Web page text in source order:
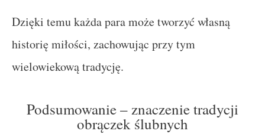
Dzięki temu każda para może tworzyć własną
historię miłości, zachowując przy tym
wielowiekową tradycję.
Podsumowanie – znaczenie tradycji
obrączek ślubnych